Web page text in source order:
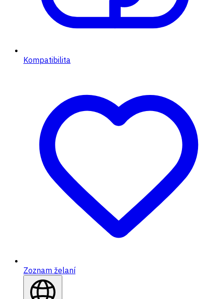
Kompatibilita
Zoznam želaní